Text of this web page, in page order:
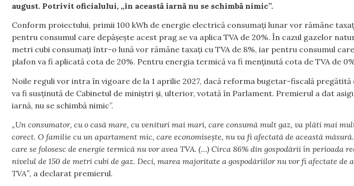
august. Potrivit oficialului, „în această iarnă nu se schimbă nimic”.
Conform proiectului, primii 100 kWh de energie electrică consumați lunar vor rămâne
pentru consumul care depășește acest prag se va aplica TVA de 20%. În cazul gazelor
metri cubi consumați într-o lună vor rămâne taxați cu TVA de 8%, iar pentru consumul
plafon va fi aplicată cota de 20%. Pentru energia termică va fi menținută cota de TVA de
Noile reguli vor intra în vigoare de la 1 aprilie 2027, dacă reforma bugetar-fiscală pregătită
va fi susținută de Cabinetul de miniștri și, ulterior, votată în Parlament. Premierul a dat
iarnă, nu se schimbă nimic”.
„Un consumator, cu o casă mare, cu venituri mai mari, care consumă mult gaz, va plăti mai
corect. O familie cu un apartament mic, care economisește, nu va fi afectată de această
care se folosesc de energie termică nu vor avea TVA. (…) Circa 86% din gospodării în perioada
nivelul de 150 de metri cubi de gaz. Deci, marea majoritate a gospodăriilor nu vor fi afectate de
TVA”, a declarat premierul.